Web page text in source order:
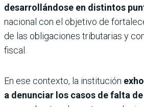
desarrollándose en distintos
nacional con el objetivo de
de las obligaciones tributarias y
fiscal.
En ese contexto, la institución
a denunciar los casos de falta